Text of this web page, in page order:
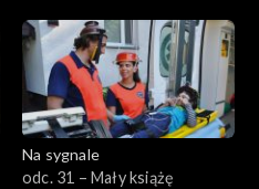
Na sygnale
odc. 31 – Mały książę